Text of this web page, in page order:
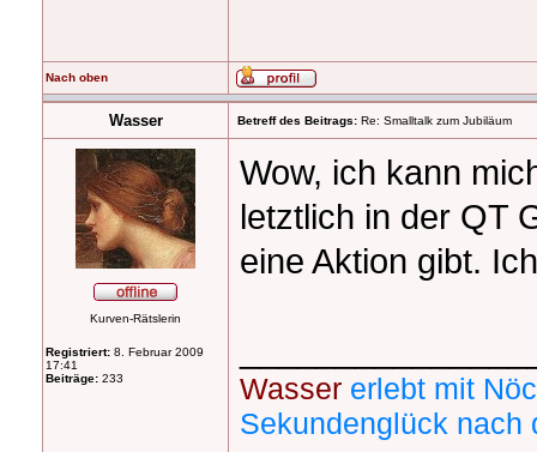
Nach oben
Wasser Betreff des Beitrags: Re: Smalltalk zum Jubiläum
Kurven-Rätslerin
Registriert: 8. Februar 2009
17:41
Beiträge: 233
Wow, ich kann
letztlich in der QT
eine Aktion gibt.
Wasser erlebt mit
Sekundenglück